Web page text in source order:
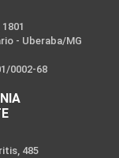
- Uberaba/MG
0002-68
485